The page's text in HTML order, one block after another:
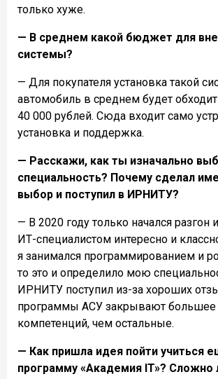
только хуже.
— В среднем какой бюджет для
системы?
— Для покупателя установка такой
автомобиль в среднем будет
40 000 рублей. Сюда входит само
установка и поддержка.
— Расскажи, как ты изначально
специальность? Почему сделал
выбор и поступил в ИРНИТУ?
— В 2020 году только начался разгон
ИТ-специалистом интересно и
я занимался программированием и
то это и определило мою
ИРНИТУ поступил из-за хороших
программы АСУ закрывают большее
компетенций, чем остальные.
— Как пришла идея пойти учиться
программу «Академия IT»? Сложно